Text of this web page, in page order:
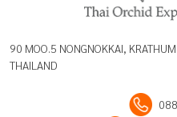
90 MOO.5 NONGNOKKAI,
THAILAND